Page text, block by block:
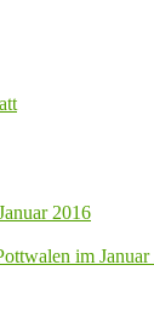
2016
im Januar